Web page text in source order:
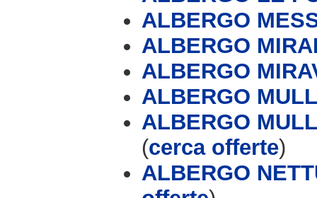
ALBERGO
ALBERGO
ALBERGO
ALBERGO
ALBERGO
(cerca offerte)
ALBERGO